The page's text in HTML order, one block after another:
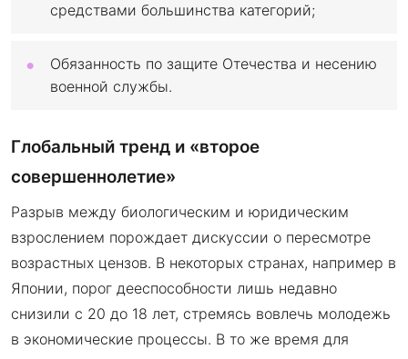
средствами большинства категорий;
Обязанность по защите Отечества и несению
военной службы.
Глобальный тренд и «второе
совершеннолетие»
Разрыв между биологическим и юридическим
взрослением порождает дискуссии о пересмотре
возрастных цензов. В некоторых странах, например в
Японии, порог дееспособности лишь недавно
снизили с 20 до 18 лет, стремясь вовлечь молодежь
в экономические процессы. В то же время для